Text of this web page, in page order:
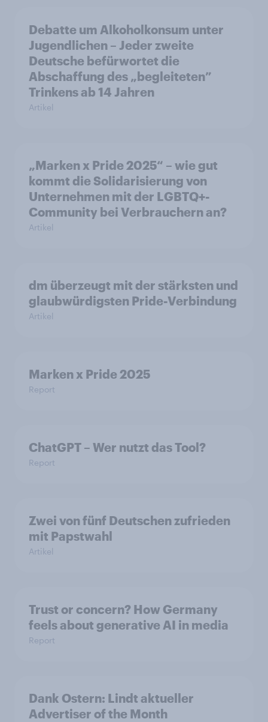
Debatte um Alkoholkonsum unter
Jugendlichen – Jeder zweite
Deutsche befürwortet die
Abschaffung des „begleiteten”
Trinkens ab 14 Jahren
Artikel
„Marken x Pride 2025“ – wie gut
kommt die Solidarisierung von
Unternehmen mit der LGBTQ+-
Community bei Verbrauchern an?
Artikel
dm überzeugt mit der stärksten und
glaubwürdigsten Pride-Verbindung
Artikel
Marken x Pride 2025
Report
ChatGPT – Wer nutzt das Tool?
Report
Zwei von fünf Deutschen zufrieden
mit Papstwahl
Artikel
Trust or concern? How Germany
feels about generative AI in media
Report
Dank Ostern: Lindt aktueller
Advertiser of the Month